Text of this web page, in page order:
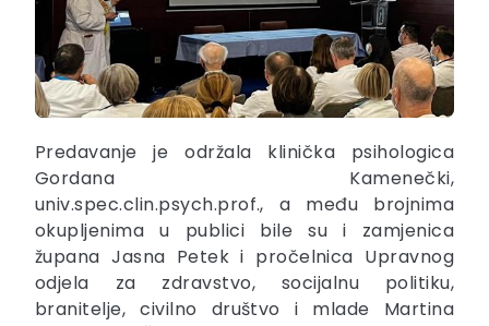
Predavanje je održala klinička psihologica
Gordana Kamenečki,
univ.spec.clin.psych.prof., a među brojnima
okupljenima u publici bile su i zamjenica
župana Jasna Petek i pročelnica Upravnog
odjela za zdravstvo, socijalnu politiku,
branitelje, civilno društvo i mlade Martina